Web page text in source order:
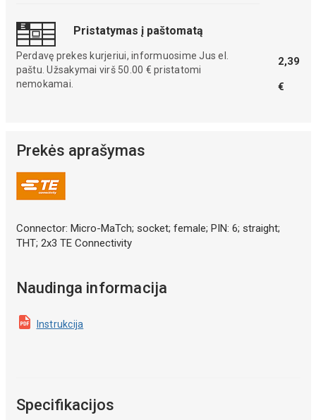
Pristatymas į paštomatą
Perdavę prekes kurjeriui, informuosime Jus el.
paštu. Užsakymai virš 50.00 € pristatomi
nemokamai.
2,39
€
Prekės aprašymas
Connector: Micro-MaTch; socket; female; PIN: 6; straight;
THT; 2x3 TE Connectivity
Naudinga informacija
Instrukcija
Specifikacijos